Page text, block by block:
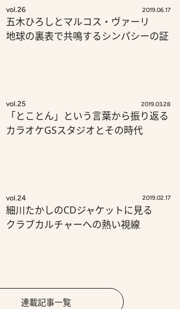
vol.26 2019.06.17
五木ひろしとマルコス・ヴァーリ
地球の裏表で共鳴するシンパシーの証
vol.25 2019.03.28
「とことん」という言葉から振り返る
カラオケGSスタジオとその時代
vol.24 2019.02.17
細川たかしのCDジャケットに見る
クラブカルチャーへの熱い視線
連載記事一覧